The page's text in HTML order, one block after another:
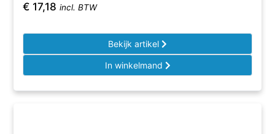
€ 17,18 incl. BTW
Bekijk artikel
In winkelmand